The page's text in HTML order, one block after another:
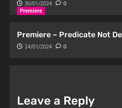
30/01/2024 0
Premiere
Premiere – Predicate Not
24/01/2024 0
Leave a Reply